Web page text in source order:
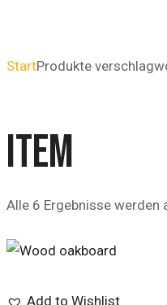
StartProdukte
ITEM
Alle 6 Ergebnisse werden
Add to Wishlist